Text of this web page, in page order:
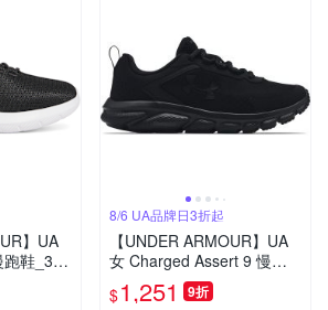
】UA
鞋_302
8/6 UA品牌日3折起
【UNDER ARMOUR】UA
女 Charged Assert 9 慢跑
鞋_3024591-002
$1,251 9折